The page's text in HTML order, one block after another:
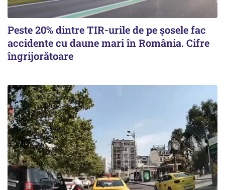
Peste 20% dintre TIR-urile de pe şosele fac
accidente cu daune mari în România. Cifre
îngrijorătoare